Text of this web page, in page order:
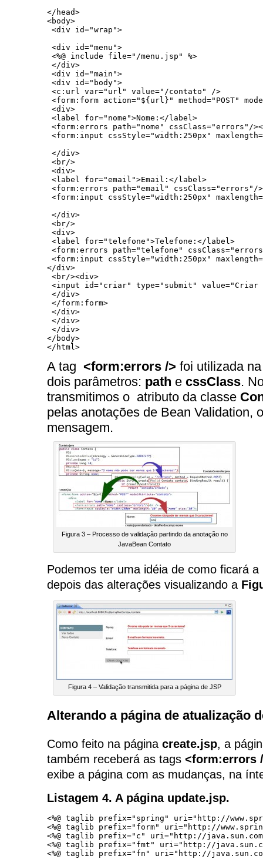
</head>
<body>
<div id="wrap">
<div id="menu">
<%@ include file="/menu.jsp" %>
</div>
<div id="main">
<div id="body">
<c:url var="url" value="/contato" />
<form:form action="${url}" method="POST"
<div>
<label for="nome">Nome:</label>
<form:errors path="nome" cssClass="errors"/
<form:input cssStyle="width:250px"
</div>
<br/>
<div>
<label for="email">Email:</label>
<form:errors path="email" cssClass="errors"/
<form:input cssStyle="width:250px"
</div>
<br/>
<div>
<label for="telefone">Telefone:</label>
<form:errors path="telefone"
<form:input cssStyle="width:250px"
</div>
<br/><div>
<input id="criar" type="submit" value="Criar
</div>
</form:form>
</div>
</div>
</div>
</body>
</html>
A tag <form:errors /> foi utilizada
dois parâmetros: path e cssClass.
transmitimos o atributo da classe
pelas anotações de Bean Validation,
mensagem.
Figura 3 – Processo de validação partindo da anotação no
JavaBean Contato
Podemos ter uma idéia de como ficará
depois das alterações visualizando a
Figura 4 – Validação transmitida para a página de JSP
Alterando a página de atualização
Como feito na página create.jsp, a
também receberá as tags <form:errors
exibe a página com as mudanças, na
Listagem 4. A página update.jsp.
<%@ taglib prefix="spring" uri="http://
<%@ taglib prefix="form" uri="http://
<%@ taglib prefix="c" uri="http://
<%@ taglib prefix="fmt" uri="http://
<%@ taglib prefix="fn" uri="http://